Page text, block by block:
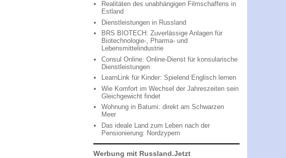
Realitäten des unabhängigen Filmschaffens in
Estland
Dienstleistungen in Russland
BRS BIOTECH: Zuverlässige Anlagen für
Biotechnologie-, Pharma- und
Lebensmittelindustrie
Consul Online: Online-Dienst für konsularische
Dienstleistungen
LearnLink für Kinder: Spielend Englisch lernen
Wie Komfort im Wechsel der Jahreszeiten sein
Gleichgewicht findet
Wohnung in Batumi: direkt am Schwarzen
Meer
Das ideale Land zum Leben nach der
Pensionierung: Nordzypern
Werbung mit Russland.Jetzt